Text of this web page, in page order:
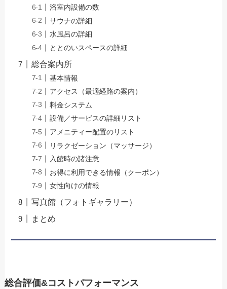
浴室内設備の数
サウナの詳細
水風呂の詳細
ととのいスペースの詳細
総合案内所
基本情報
アクセス（最適経路の案内）
料金システム
設備／サービスの詳細リスト
アメニティー配置のリスト
リラクゼーション（マッサージ）
入館時の諸注意
お得に利用できる情報（クーポン）
女性向けの情報
写真館（フォトギャラリー）
まとめ
総合評価&コストパフォーマンス